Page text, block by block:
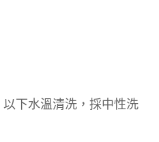
以下水溫清洗，採中性洗